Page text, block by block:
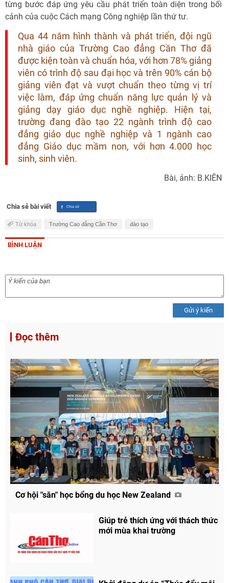
từng bước đáp ứng yêu cầu phát triển toàn diện trong bối
cảnh của cuộc Cách mạng Công nghiệp lần thứ tư.
Qua 44 năm hình thành và phát triển, đội ngũ
nhà giáo của Trường Cao đẳng Cần Thơ đã
được kiện toàn và chuẩn hóa, với hơn 78% giảng
viên có trình độ sau đại học và trên 90% cán bộ
giảng viên đạt và vượt chuẩn theo từng vị trí
việc làm, đáp ứng chuẩn năng lực quản lý và
giảng dạy giáo dục nghề nghiệp. Hiện tại,
trường đang đào tạo 22 ngành trình độ cao
đẳng giáo dục nghề nghiệp và 1 ngành cao
đẳng Giáo dục mầm non, với hơn 4.000 học
sinh, sinh viên.
Bài, ảnh: B.KIÊN
Chia sẻ bài viết
Từ khóa Trường Cao đẳng Cần Thơ đào tạo
BÌNH LUẬN
Gửi ý kiến
Đọc thêm
Cơ hội "săn" học bổng du học New Zealand
Giúp trẻ thích ứng với thách thức
mới mùa khai trường